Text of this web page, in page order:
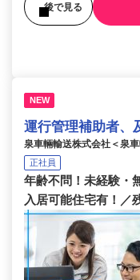
後で見る
NEW
運行管理補助者、
泉車輛輸送株式会社＜泉
正社員
年齢不問！未経験・
入居可能住宅有！／